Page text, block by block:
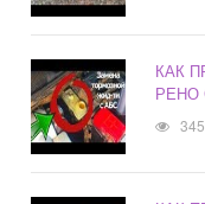
КАК
РЕНО